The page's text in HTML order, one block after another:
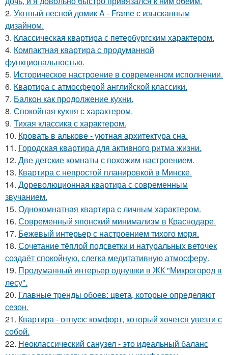
2. Уютный лесной домик A - Frame с изысканным
дизайном.
3. Классическая квартира с петербургским характером.
4. Компактная квартира с продуманной
функциональностью.
5. Историческое настроение в современном исполнении.
6. Квартира с атмосферой английской классики.
7. Балкон как продолжение кухни.
8. Спокойная кухня с характером.
9. Тихая классика с характером.
10. Кровать в алькове - уютная архитектура сна.
11. Городская квартира для активного ритма жизни.
12. Две детские комнаты с похожим настроением.
13. Квартира с непростой планировкой в Минске.
14. Дореволюционная квартира с современным
звучанием.
15. Однокомнатная квартира с личным характером.
16. Современный японский минимализм в Краснодаре.
17. Бежевый интерьер с настроением тихого моря.
18. Сочетание тёплой подсветки и натуральных веточек
создаёт спокойную, слегка медитативную атмосферу.
19. Продуманный интерьер однушки в ЖК "Микрогород в
лесу".
20. Главные тренды обоев: цвета, которые определяют
сезон.
21. Квартира - отпуск: комфорт, который хочется увезти с
собой.
22. Неоклассический санузел - это идеальный баланс